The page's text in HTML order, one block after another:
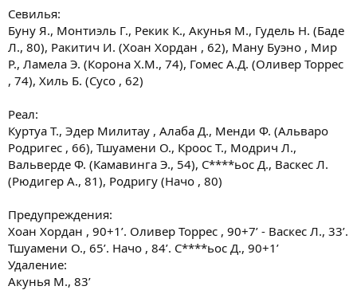
Севилья:
Буну Я., Монтиэль Г., Рекик К., Акунья М., Гудель Н. (Баде
Л., 80), Ракитич И. (Хоан Хордан , 62), Ману Буэно , Мир
Р., Ламела Э. (Корона Х.М., 74), Гомес А.Д. (Оливер Торрес
, 74), Хиль Б. (Сусо , 62)
Реал:
Куртуа Т., Эдер Милитау , Алаба Д., Менди Ф. (Альваро
Родригес , 66), Тшуамени О., Кроос Т., Модрич Л.,
Вальверде Ф. (Камавинга Э., 54), С****ьос Д., Васкес Л.
(Рюдигер А., 81), Родригу (Начо , 80)
Предупреждения:
Хоан Хордан , 90+1’. Оливер Торрес , 90+7’ - Васкес Л., 33’.
Тшуамени О., 65’. Начо , 84’. С****ьос Д., 90+1’
Удаление:
Акунья М., 83’